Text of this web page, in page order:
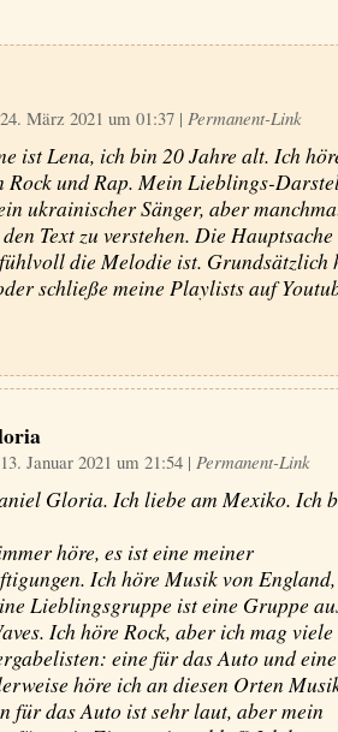
März 2021 um 01:37 | Permanent-Link
ist Lena, ich bin 20 Jahre alt. Ich
Rock und Rap. Mein Lieblings-
ukrainischer Sänger, aber
Text zu verstehen. Die
die Melodie ist. Grundsätzlich
schließe meine Playlists auf
Januar 2021 um 21:54 | Permanent-Link
Gloria. Ich liebe am Mexiko. Ich
höre, es ist eine meiner
Ich höre Musik von
Lieblingsgruppe ist eine Gruppe
Ich höre Rock, aber ich mag
eine für das Auto und
höre ich an diesen Orten
für das Auto ist sehr laut, aber mein